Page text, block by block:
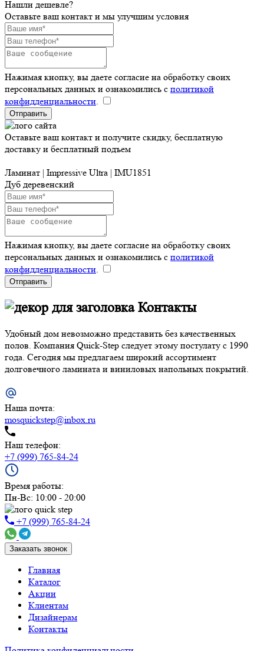
Нашли дешевле?
Оставьте ваш контакт и мы улучшим условия
Нажимая кнопку, вы даете согласие на обработку своих
персональных данных и ознакомились с политикой
конфидденциальности.
Отправить
Оставьте ваш контакт и получите скидку, бесплатную
доставку и бесплатный подъем
Ламинат | Impressive Ultra | IMU1851
Дуб деревенский
Нажимая кнопку, вы даете согласие на обработку своих
персональных данных и ознакомились с политикой
конфидденциальности.
Отправить
Контакты
Удобный дом невозможно представить без качественных
полов. Компания Quick-Step следует этому постулату с 1990
года. Сегодня мы предлагаем широкий ассортимент
долговечного ламината и виниловых напольных покрытий.
Наша почта:
mosquickstep@inbox.ru
Наш телефон:
+7 (999) 765-84-24
Время работы:
Пн-Вс: 10:00 - 20:00
+7 (999) 765-84-24
Заказать звонок
Главная
Каталог
Акции
Клиентам
Дизайнерам
Контакты